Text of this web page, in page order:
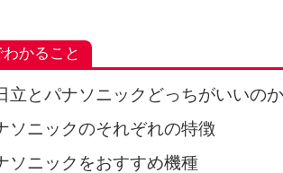
かること
立とパナソニックどっちがいいのか
ソニックのそれぞれの特徴
ソニックをおすすめ機種